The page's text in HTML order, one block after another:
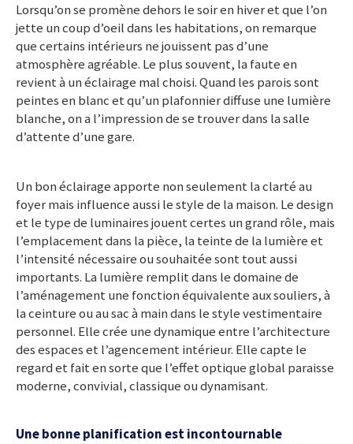
Lorsqu’on se promène dehors le soir en hiver et que l’on
jette un coup d’oeil dans les habitations, on remarque
que certains intérieurs ne jouissent pas d’une
atmosphère agréable. Le plus souvent, la faute en
revient à un éclairage mal choisi. Quand les parois sont
peintes en blanc et qu’un plafonnier diffuse une lumière
blanche, on a l’impression de se trouver dans la salle
d’attente d’une gare.
Un bon éclairage apporte non seulement la clarté au
foyer mais influence aussi le style de la maison. Le design
et le type de luminaires jouent certes un grand rôle, mais
l’emplacement dans la pièce, la teinte de la lumière et
l’intensité nécessaire ou souhaitée sont tout aussi
importants. La lumière remplit dans le domaine de
l’aménagement une fonction équivalente aux souliers, à
la ceinture ou au sac à main dans le style vestimentaire
personnel. Elle crée une dynamique entre l’architecture
des espaces et l’agencement intérieur. Elle capte le
regard et fait en sorte que l’effet optique global paraisse
moderne, convivial, classique ou dynamisant.
Une bonne planification est incontournable